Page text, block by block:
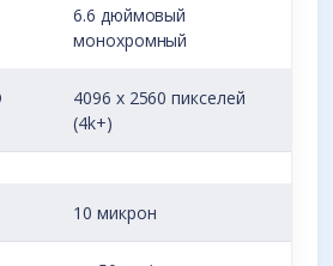
6.6 дюймовый
монохромный
4096 x 2560 пикселей
(4k+)
10 микрон